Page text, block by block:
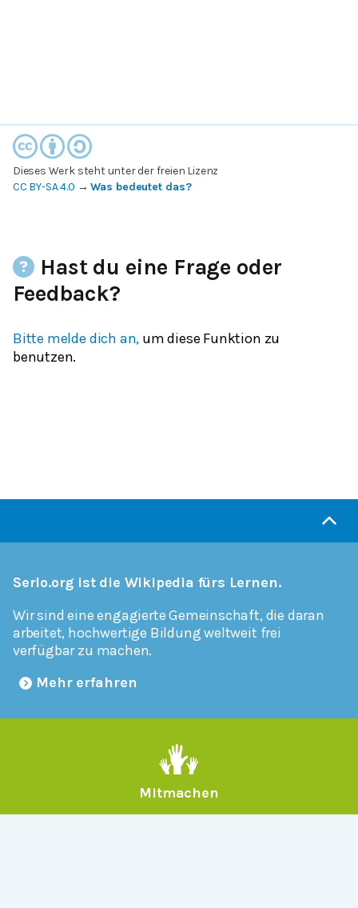
Dieses Werk steht unter der freien Lizenz
CC BY-SA 4.0 →Was bedeutet das?
Hast du eine Frage oder
Feedback?
Bitte melde dich an, um diese Funktion zu
benutzen.
Serlo.org ist die Wikipedia fürs Lernen.
Wir sind eine engagierte Gemeinschaft, die daran
arbeitet, hochwertige Bildung weltweit frei
verfügbar zu machen.
Mehr erfahren
Mitmachen